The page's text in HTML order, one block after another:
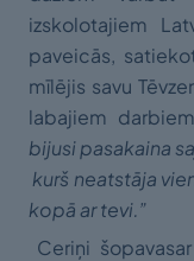
izskolotajiem
paveicās,
mīlējis savu
labajiem
bijusipasakaina
kurš neatstāja
kopā ar tevi.”
Ceriņi